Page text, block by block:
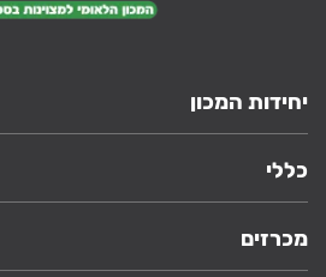
יחידות המכון
כללי
מכרזים